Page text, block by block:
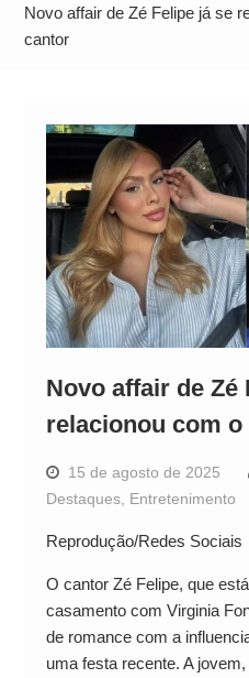
Novo affair de Zé Felipe já se
cantor
Novo affair de Zé
relacionou com
15 de agosto de 2025
Destaques, Entretenimento
Reprodução/Redes Sociais
O cantor Zé Felipe, que
casamento com Virginia
de romance com a
uma festa recente. A